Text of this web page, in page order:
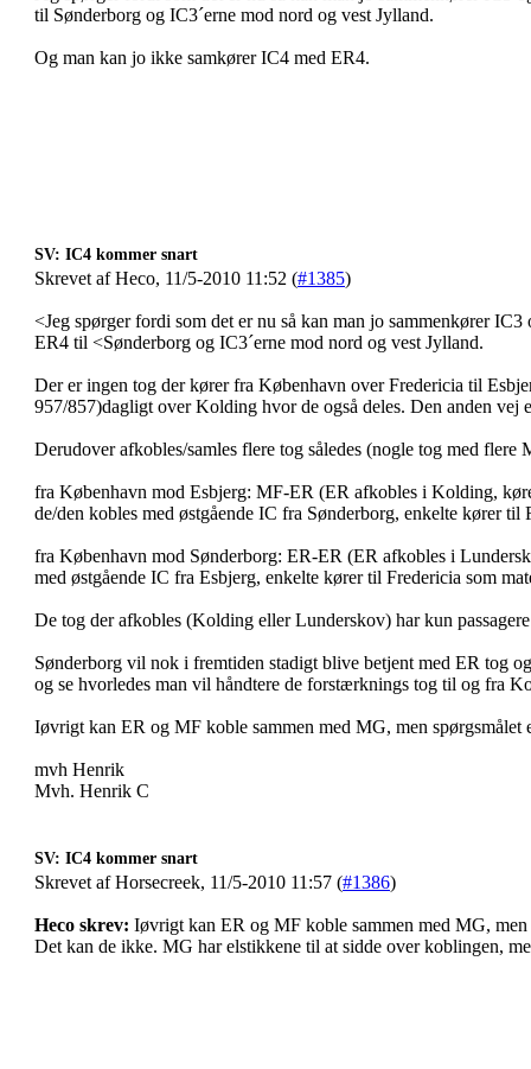
til Sønderborg og IC3´erne mod nord og vest Jylland.
Og man kan jo ikke samkører IC4 med ER4.
SV: IC4 kommer snart
Skrevet af Heco, 11/5-2010 11:52 (#1385)
<Jeg spørger fordi som det er nu så kan man jo sammenkører
ER4 til <Sønderborg og IC3´erne mod nord og vest Jylland.
Der er ingen tog der kører fra København over Fredericia til
957/857)dagligt over Kolding hvor de også deles. Den anden vej
Derudover afkobles/samles flere tog således (nogle tog med flere
fra København mod Esbjerg: MF-ER (ER afkobles i Kolding,
de/den kobles med østgående IC fra Sønderborg, enkelte kører til
fra København mod Sønderborg: ER-ER (ER afkobles i
med østgående IC fra Esbjerg, enkelte kører til Fredericia som
De tog der afkobles (Kolding eller Lunderskov) har kun
Sønderborg vil nok i fremtiden stadigt blive betjent med ER tog
og se hvorledes man vil håndtere de forstærknings tog til og fra
Iøvrigt kan ER og MF koble sammen med MG, men spørgsmålet
mvh Henrik
Mvh. Henrik C
SV: IC4 kommer snart
Skrevet af Horsecreek, 11/5-2010 11:57 (#1386)
Heco skrev: Iøvrigt kan ER og MF koble sammen med MG, men
Det kan de ikke. MG har elstikkene til at sidde over koblingen,